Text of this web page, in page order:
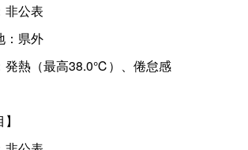
非公表
：県外
発熱（最高38.0℃）、倦怠感